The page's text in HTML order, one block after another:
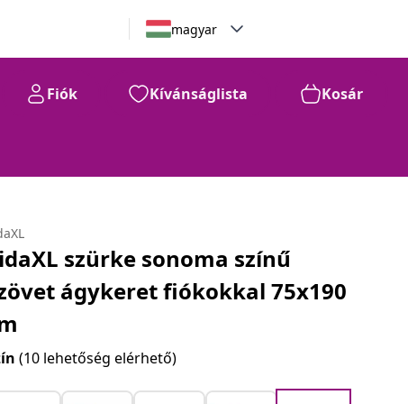
magyar
Fiók Kívánságlista Kosár
szürke sonoma színű
ágykeret fiókokkal 75x190
(10 lehetőség elérhető)